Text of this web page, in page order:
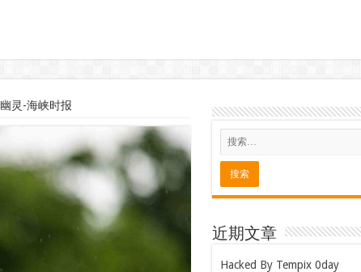
灵-海峡时报
近期文章
Hacked By Tempix 0day